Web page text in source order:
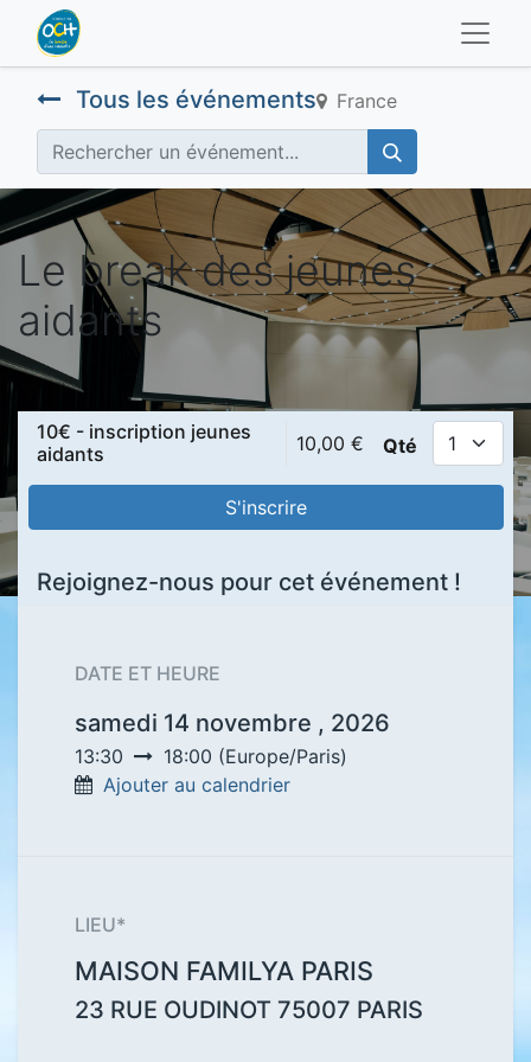
Tous les événements France
Le break des jeunes
aidants
10€ - inscription jeunes
aidants
10,00 € Qté
S'inscrire
Rejoignez-nous pour cet événement !
DATE ET HEURE
samedi 14 novembre , 2026
13:30 18:00 (Europe/Paris)
Ajouter au calendrier
LIEU*
MAISON FAMILYA PARIS
23 RUE OUDINOT 75007 PARIS